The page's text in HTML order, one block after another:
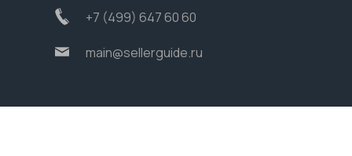
+7 (499) 647 60 60
main@sellerguide.ru